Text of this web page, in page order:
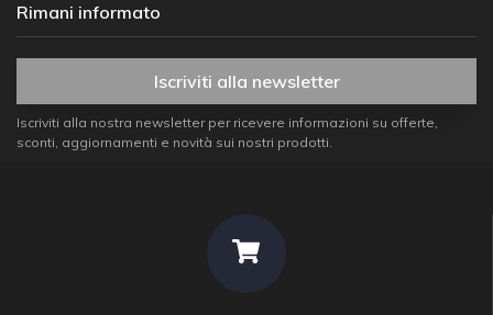
Rimani informato
Iscriviti alla newsletter
Iscriviti alla nostra newsletter per ricevere informazioni su offerte,
sconti, aggiornamenti e novità sui nostri prodotti.